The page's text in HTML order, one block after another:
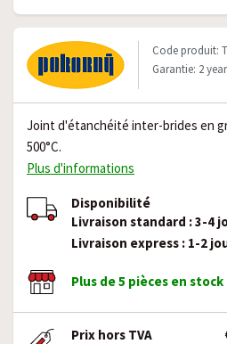
Code produit:
Garantie: 2
Joint d'étanchéité inter-brides en
500°C.
Plus d'informations
Disponibilité
Livraison standard : 3-4
Livraison express : 1-2
Plus de 5 pièces en stock
Prix hors TVA